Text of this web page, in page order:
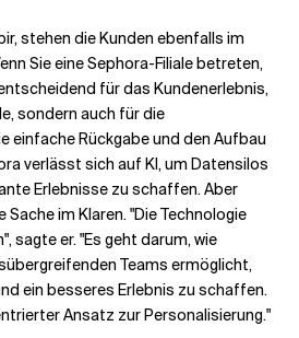
stehen die Kunden ebenfalls im
Sie eine Sephora-Filiale betreten,
für das Kundenerlebnis,
sondern auch für die
einfache Rückgabe und den Aufbau
verlässt sich auf KI, um Datensilos
Erlebnisse zu schaffen. Aber
Sache im Klaren. "Die Technologie
sagte er. "Es geht darum, wie
Teams ermöglicht,
ein besseres Erlebnis zu schaffen.
Ansatz zur Personalisierung."